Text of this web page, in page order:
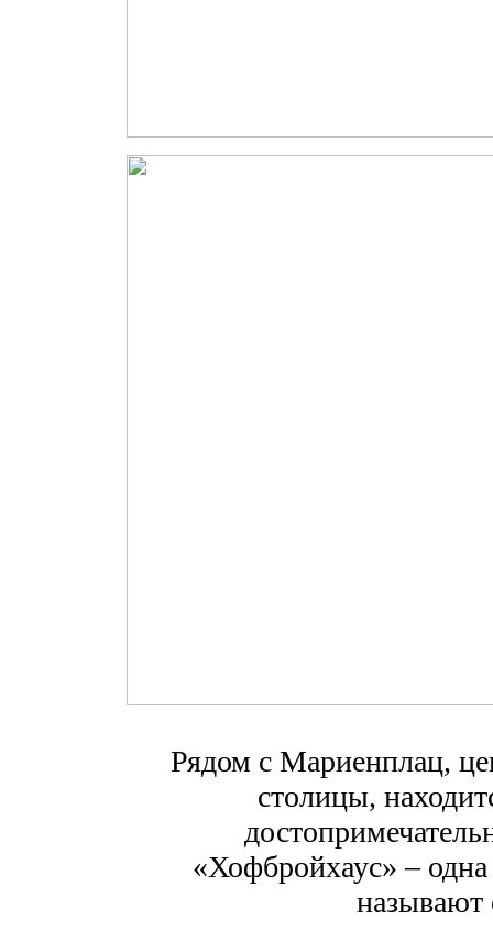
Рядом с Мариенплац,
столицы,
«Хофбройхаус» –
называют